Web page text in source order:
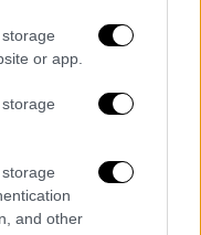
or app.
and other
is
holding out
his